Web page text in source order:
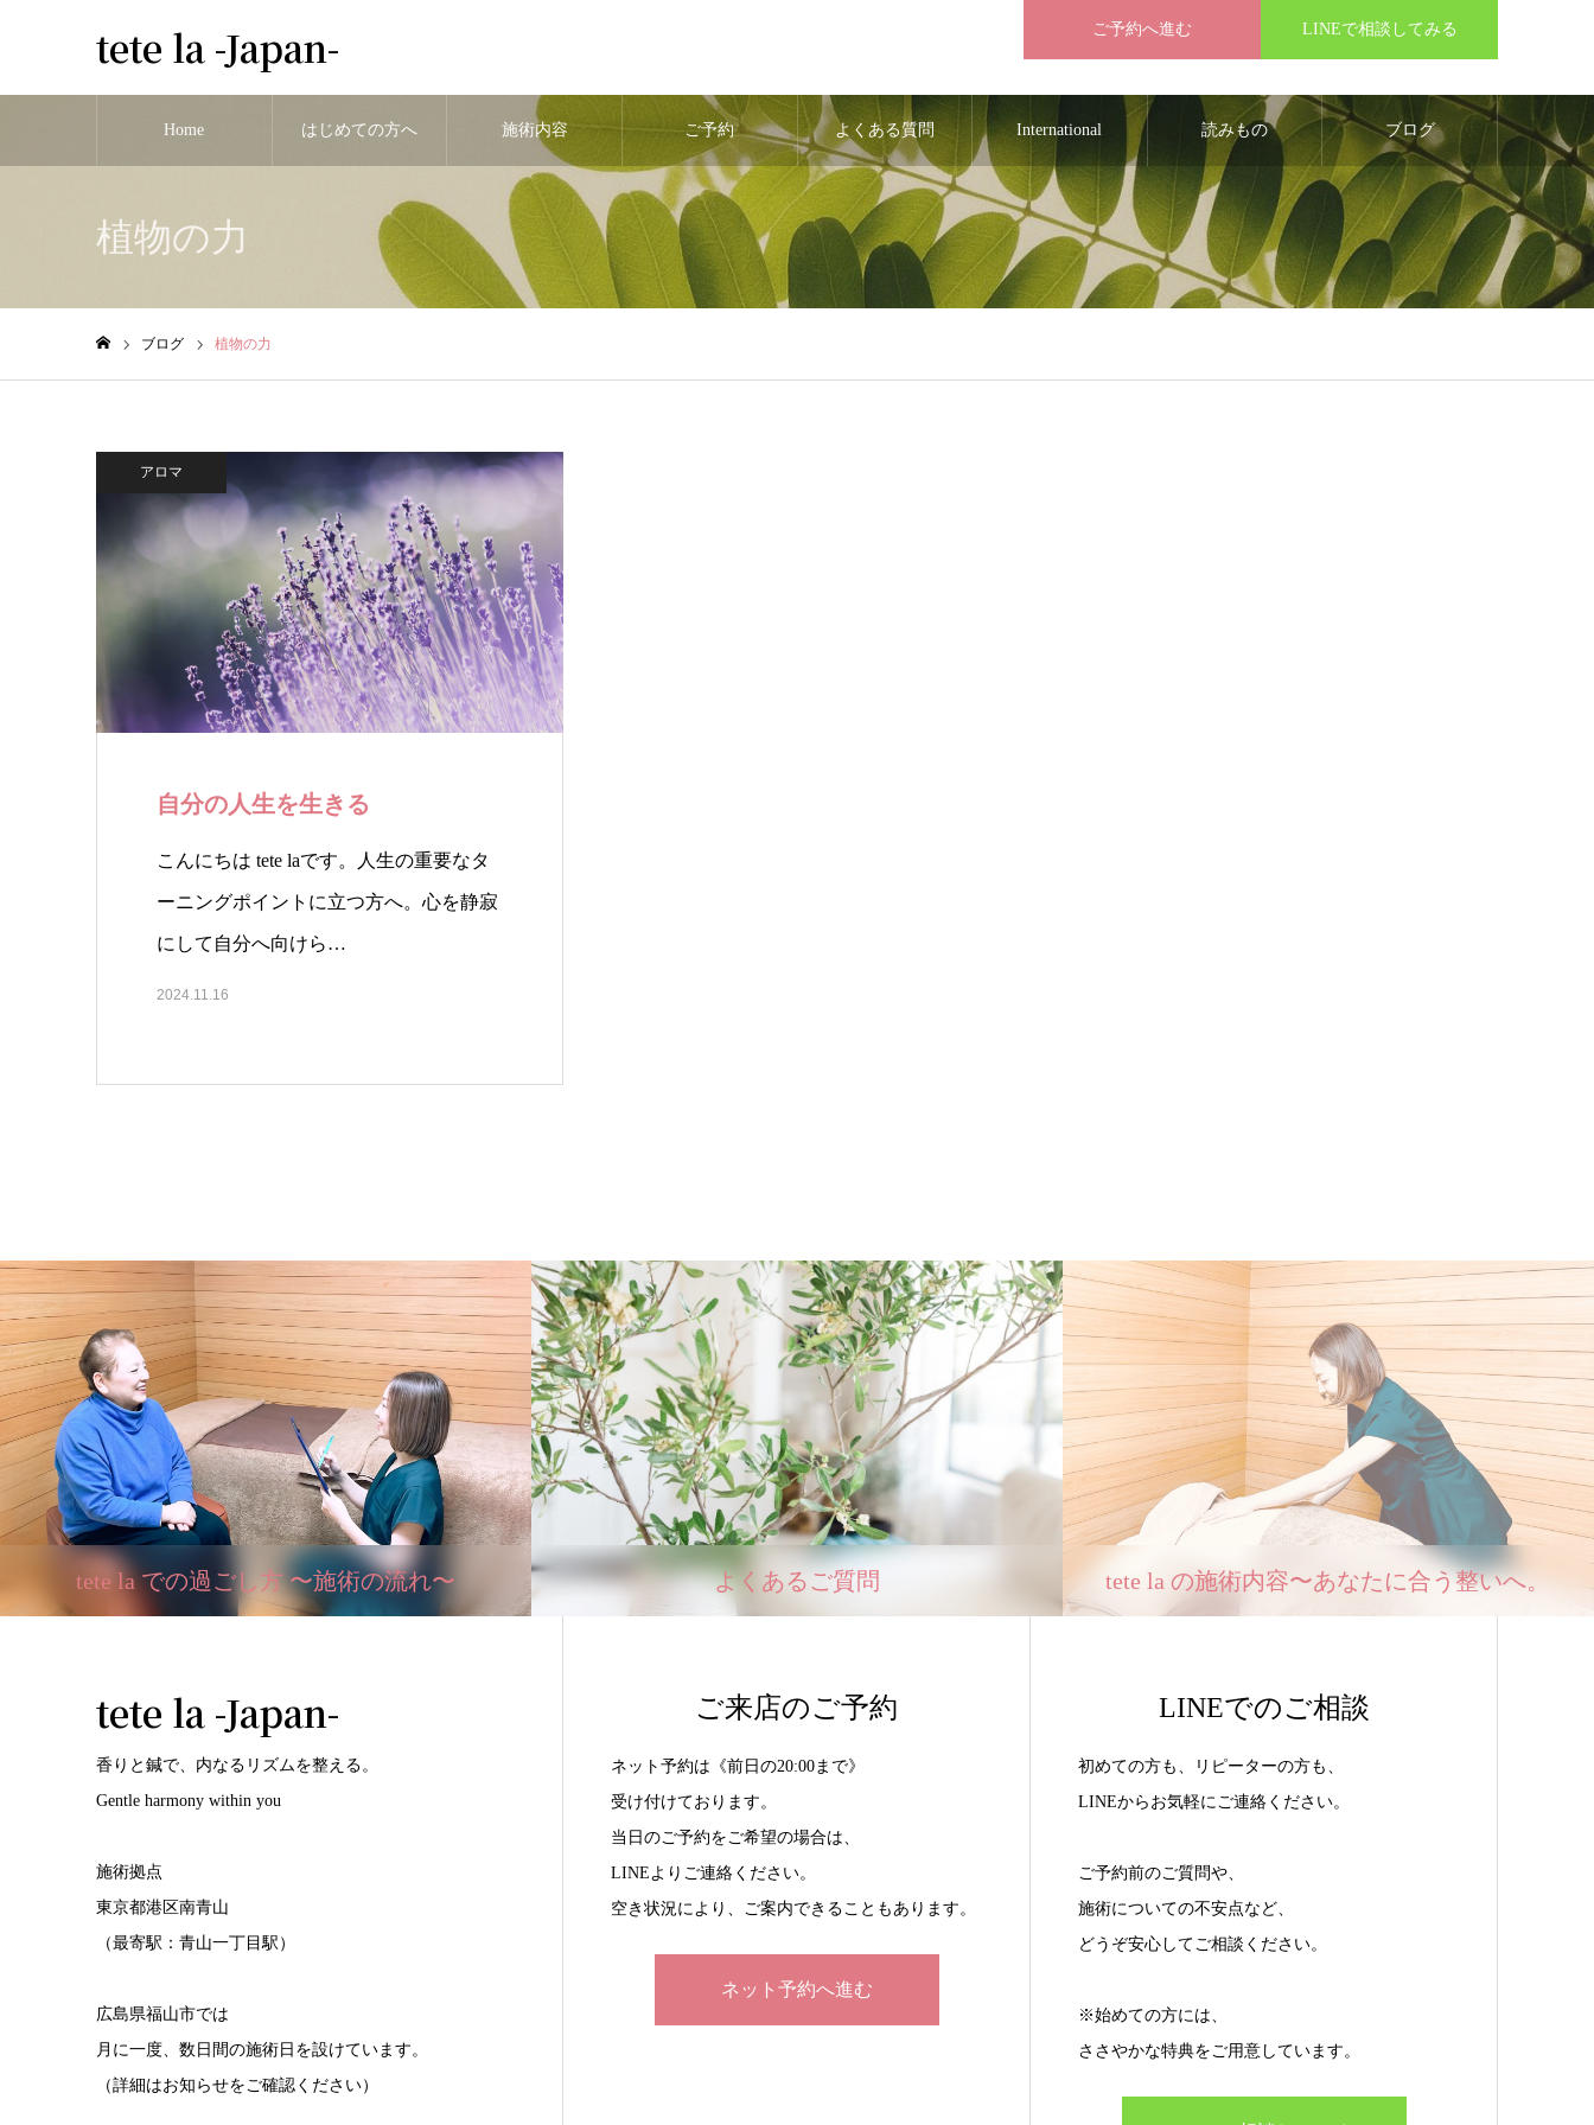
tete la -Japan- ご予約へ進む LINEで相談してみる
Home はじめての方へ 施術内容 ご予約 よくある質問 International 読みもの ブログ
植物の力
ブログ 植物の力
アロマ
自分の人生を生きる
こんにちは tete laです。人生の重要なタ
ーニングポイントに立つ方へ。心を静寂
にして自分へ向けら…
2024.11.16
tete la での過ごし方 〜施術の流れ〜 よくあるご質問 tete la の施術内容〜あなたに合う整いへ。
tete la -Japan-
香りと鍼で、内なるリズムを整える。
Gentle harmony within you
施術拠点
東京都港区南青山
（最寄駅：青山一丁目駅）
広島県福山市では
月に一度、数日間の施術日を設けています。
（詳細はお知らせをご確認ください）
ご来店のご予約
ネット予約は《前日の20:00まで》
受け付けております。
当日のご予約をご希望の場合は、
LINEよりご連絡ください。
空き状況により、ご案内できることもあります。
ネット予約へ進む
LINEでのご相談
初めての方も、リピーターの方も、
LINEからお気軽にご連絡ください。
ご予約前のご質問や、
施術についての不安点など、
どうぞ安心してご相談ください。
※始めての方には、
ささやかな特典をご用意しています。